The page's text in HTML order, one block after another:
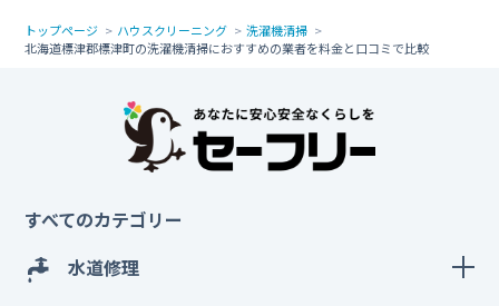
トップページ ハウスクリーニング
洗濯機清掃
北海道標津郡標津町の洗濯機清掃におすすめの業者を料金と口コミで比較
すべてのカテゴリー
水道修理